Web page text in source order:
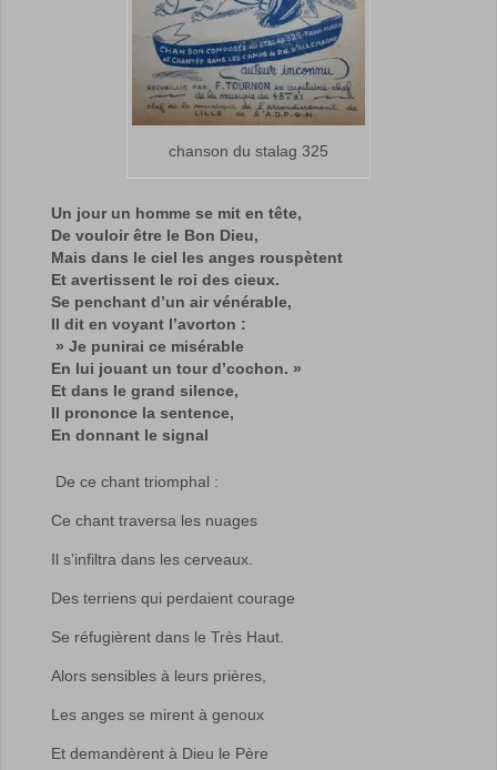
chanson du stalag 325
Un jour un homme se mit en tête,
De vouloir être le Bon Dieu,
Mais dans le ciel les anges rouspètent
Et avertissent le roi des cieux.
Se penchant d’un air vénérable,
Il dit en voyant l’avorton :
» Je punirai ce misérable
En lui jouant un tour d’cochon. »
Et dans le grand silence,
Il prononce la sentence,
En donnant le signal
De ce chant triomphal :
Ce chant traversa les nuages
Il s’infiltra dans les cerveaux.
Des terriens qui perdaient courage
Se réfugièrent dans le Très Haut.
Alors sensibles à leurs prières,
Les anges se mirent à genoux
Et demandèrent à Dieu le Père